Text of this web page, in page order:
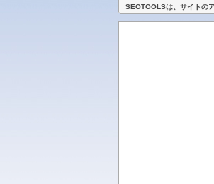
SEOTOOLSは、サイトの